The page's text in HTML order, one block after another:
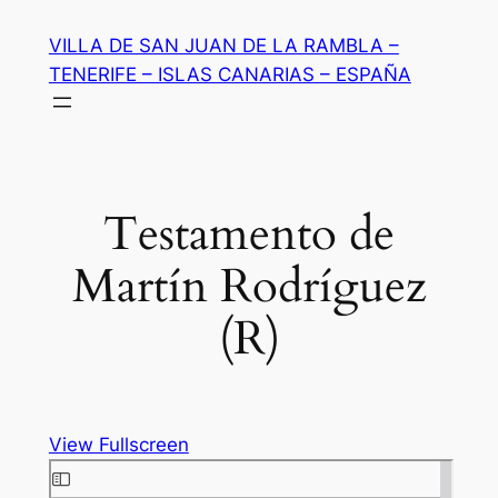
contenido
VILLA DE SAN JUAN DE LA RAMBLA –
TENERIFE – ISLAS CANARIAS – ESPAÑA
Testamento de
Martín Rodríguez
(R)
View Fullscreen
Saltar